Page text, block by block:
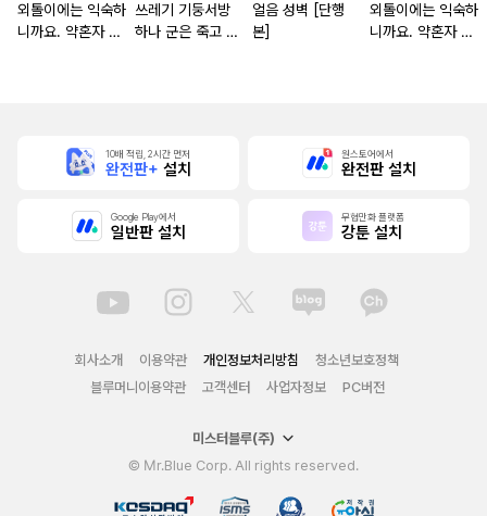
외톨이에는 익숙하
니까요. 약혼자 방
쓰레기 기둥서방
하나 군은 죽고 싶
얼음 성벽 [단행
본]
외톨이에는 익숙하
니까요. 약혼자 방
10배 적립, 2시간 먼저
완전판+ 설치
원스토어에서
완전판 설치
Google Play에서
일반판 설치
무협만화 플랫폼
강툰 설치
회사소개 이용약관 개인정보처리방침
청소년보호정책
블루머니이용약관
고객센터 사업자정보 PC버전
미스터블루(주)
© Mr.Blue Corp. All rights reserved.